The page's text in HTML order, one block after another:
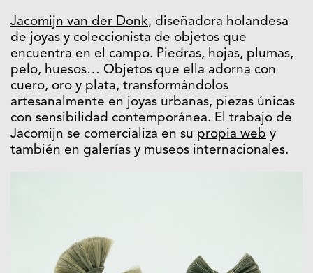
Jacomijn van der Donk, diseñadora holandesa
de joyas y coleccionista de objetos que
encuentra en el campo. Piedras, hojas, plumas,
pelo, huesos… Objetos que ella adorna con
cuero, oro y plata, transformándolos
artesanalmente en joyas urbanas, piezas únicas
con sensibilidad contemporánea. El trabajo de
Jacomijn se comercializa en su propia web y
también en galerías y museos internacionales.